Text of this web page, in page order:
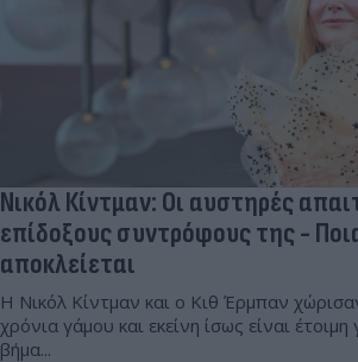
Νικόλ Κίντμαν: Οι αυστηρές
επίδοξους συντρόφους της -
αποκλείεται
Η Νικόλ Κίντμαν και ο Κιθ Έρμπαν
χρόνια γάμου και εκείνη ίσως είναι
βήμα...